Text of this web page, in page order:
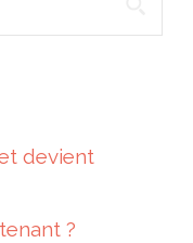
et devient
?